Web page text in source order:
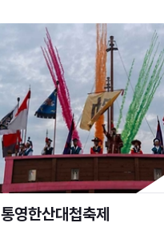
통영한산대첩축제